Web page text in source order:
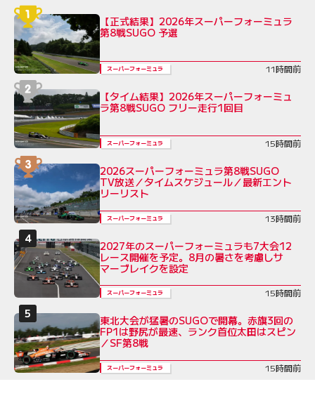
【正式結果】2026年スーパーフォーミュラ
第8戦SUGO 予選
スーパーフォーミュラ 11時間前
【タイム結果】2026年スーパーフォーミュ
ラ第8戦SUGO フリー走行1回目
スーパーフォーミュラ 15時間前
2026スーパーフォーミュラ第8戦SUGO
TV放送／タイムスケジュール／最新エント
リーリスト
スーパーフォーミュラ 13時間前
2027年のスーパーフォーミュラも7大会12
レース開催を予定。8月の暑さを考慮しサ
マーブレイクを設定
スーパーフォーミュラ 15時間前
東北大会が猛暑のSUGOで開幕。赤旗3回の
FP1は野尻が最速、ランク首位太田はスピン
／SF第8戦
スーパーフォーミュラ 15時間前